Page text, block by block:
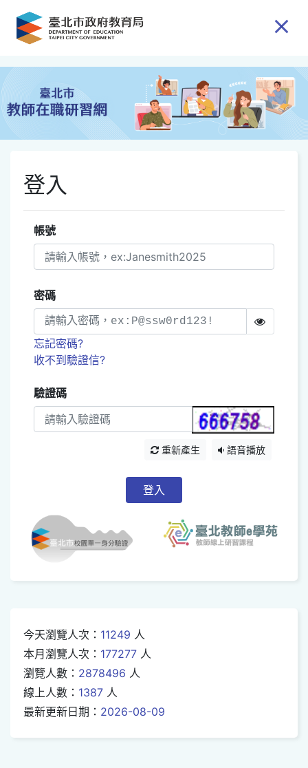
跳到主要內容
登入
帳號
密碼
忘記密碼?
收不到驗證信?
驗證碼
重新產生 語音播放
登入
今天瀏覽人次： 11249 人
本月瀏覽人次： 177277 人
瀏覽人數： 2878496 人
線上人數： 1387 人
最新更新日期： 2026-08-09